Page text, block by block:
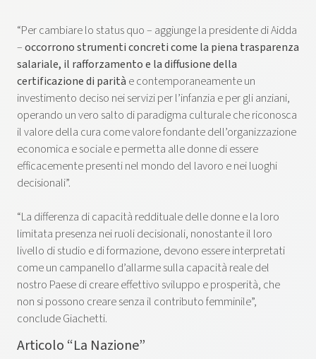
“Per cambiare lo status quo – aggiunge la presidente di Aidda
–occorrono strumenti concreti come la piena trasparenza
salariale, il rafforzamento e la diffusione della
certificazione di parità e contemporaneamente un
investimento deciso nei servizi per l’infanzia e per gli anziani,
operando un vero salto di paradigma culturale che riconosca
il valore della cura come valore fondante dell’organizzazione
economica e sociale e permetta alle donne di essere
efficacemente presenti nel mondo del lavoro e nei luoghi
decisionali”.
“La differenza di capacità reddituale delle donne e la loro
limitata presenza nei ruoli decisionali, nonostante il loro
livello di studio e di formazione, devono essere interpretati
come un campanello d’allarme sulla capacità reale del
nostro Paese di creare effettivo sviluppo e prosperità, che
non si possono creare senza il contributo femminile”,
conclude Giachetti.
Articolo “La Nazione”